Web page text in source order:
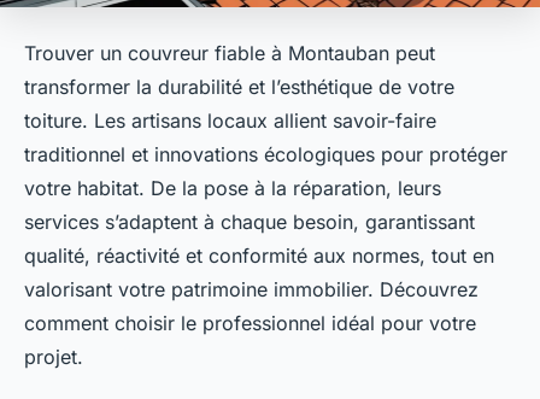
Trouver un couvreur fiable à Montauban peut
transformer la durabilité et l’esthétique de votre
toiture. Les artisans locaux allient savoir-faire
traditionnel et innovations écologiques pour protéger
votre habitat. De la pose à la réparation, leurs
services s’adaptent à chaque besoin, garantissant
qualité, réactivité et conformité aux normes, tout en
valorisant votre patrimoine immobilier. Découvrez
comment choisir le professionnel idéal pour votre
projet.